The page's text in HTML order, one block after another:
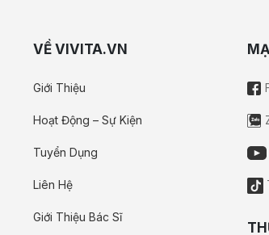
VỀ VIVITA.VN
Giới Thiệu
Hoạt Động – Sự Kiện
Tuyển Dụng
Liên Hệ
Giới Thiệu Bác Sĩ